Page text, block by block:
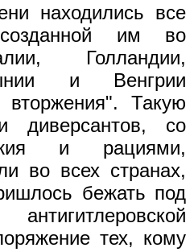
находились все
им во
Голландии,
и Венгрии
вторжения". Такую
диверсантов, со
и рациями,
во всех странах,
бежать под
тех, кому